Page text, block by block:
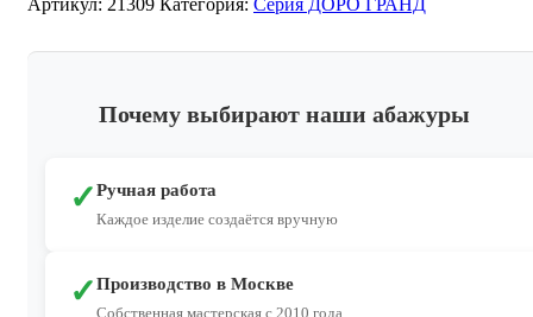
Почему выбирают наши абажуры
✓Ручная работа
Каждое изделие создаётся вручную
✓Производство в Москве
Собственная мастерская с 2010 года